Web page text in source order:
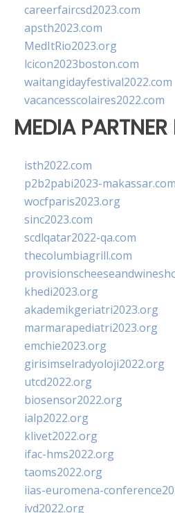
careerfaircsd2023.com
apsth2023.com
MedItRio2023.org
lcicon2023boston.com
waitangidayfestival2022.com
vacancesscolaires2022.com
MEDIA PARTNER
isth2022.com
p2b2pabi2023-makassar.com
wocfparis2023.org
sinc2023.com
scdlqatar2022-qa.com
thecolumbiagrill.com
khedi2023.org
akademikgeriatri2023.org
marmarapediatri2023.org
emchie2023.org
girisimselradyoloji2022.org
utcd2022.org
biosensor2022.org
ialp2022.org
klivet2022.org
ifac-hms2022.org
taoms2022.org
iias-euromena-
ivd2022.org